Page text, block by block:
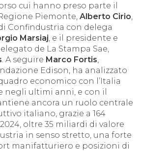
cui hanno preso parte il
Piemonte, Alberto Cirio,
Confindustria con delega
Marsiaj, e il presidente e
de La Stampa Sae,
. A seguire Marco Fortis,
Edison, ha analizzato
economico con l’Italia
negli ultimi anni, e con il
ancora un ruolo centrale
italiano, grazie a 164
oltre 35 miliardi di valore
in senso stretto, una forte
manifatturiero e posizioni di